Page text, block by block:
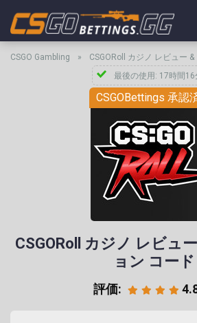
CSGO Gambling »
CSGORoll カジノ レビュー
最後の使用: 17時間16
CSGOBettings 承認
CSGORoll カジノ レビュ
ョン コード
評価: